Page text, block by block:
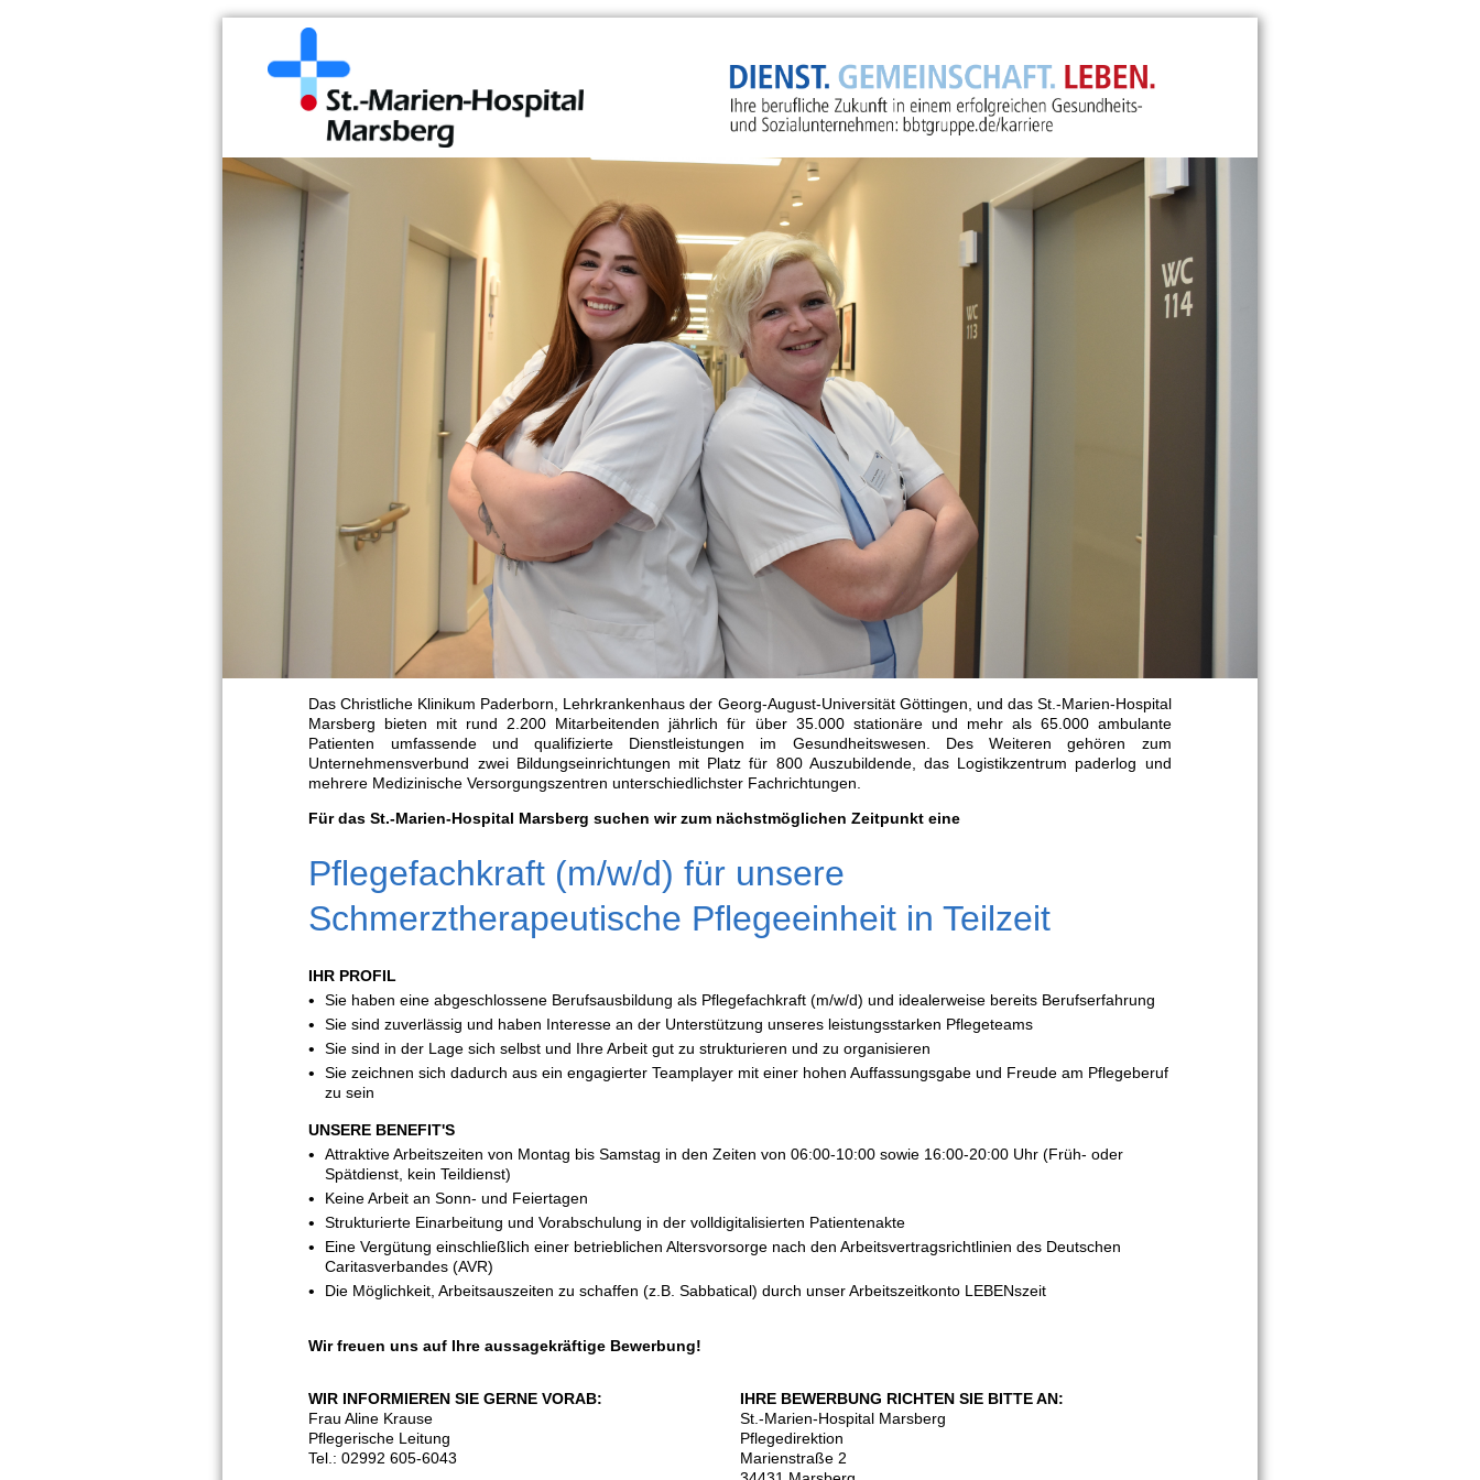
Das Christliche Klinikum Paderborn, Lehrkrankenhaus der Georg-August-Universität Göttingen, und das St.-Marien-Hospital
Marsberg bieten mit rund 2.200 Mitarbeitenden jährlich für über 35.000 stationäre und mehr als 65.000 ambulante
Patienten umfassende und qualifizierte Dienstleistungen im Gesundheitswesen. Des Weiteren gehören zum
Unternehmensverbund zwei Bildungseinrichtungen mit Platz für 800 Auszubildende, das Logistikzentrum paderlog und
mehrere Medizinische Versorgungszentren unterschiedlichster Fachrichtungen.
Für das St.-Marien-Hospital Marsberg suchen wir zum nächstmöglichen Zeitpunkt eine
Pflegefachkraft (m/w/d) für unsere
Schmerztherapeutische Pflegeeinheit in Teilzeit
IHR PROFIL
Sie haben eine abgeschlossene Berufsausbildung als Pflegefachkraft (m/w/d) und idealerweise bereits Berufserfahrung
Sie sind zuverlässig und haben Interesse an der Unterstützung unseres leistungsstarken Pflegeteams
Sie sind in der Lage sich selbst und Ihre Arbeit gut zu strukturieren und zu organisieren
Sie zeichnen sich dadurch aus ein engagierter Teamplayer mit einer hohen Auffassungsgabe und Freude am Pflegeberuf
zu sein
UNSERE BENEFIT'S
Attraktive Arbeitszeiten von Montag bis Samstag in den Zeiten von 06:00-10:00 sowie 16:00-20:00 Uhr (Früh- oder
Spätdienst, kein Teildienst)
Keine Arbeit an Sonn- und Feiertagen
Strukturierte Einarbeitung und Vorabschulung in der volldigitalisierten Patientenakte
Eine Vergütung einschließlich einer betrieblichen Altersvorsorge nach den Arbeitsvertragsrichtlinien des Deutschen
Caritasverbandes (AVR)
Die Möglichkeit, Arbeitsauszeiten zu schaffen (z.B. Sabbatical) durch unser Arbeitszeitkonto LEBENszeit
Wir freuen uns auf Ihre aussagekräftige Bewerbung!
WIR INFORMIEREN SIE GERNE VORAB:
Frau Aline Krause
Pflegerische Leitung
Tel.: 02992 605-6043
IHRE BEWERBUNG RICHTEN SIE BITTE AN:
St.-Marien-Hospital Marsberg
Pflegedirektion
Marienstraße 2